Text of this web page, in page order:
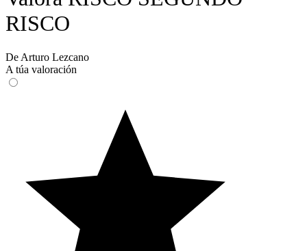
RISCO
De Arturo Lezcano
A túa valoración